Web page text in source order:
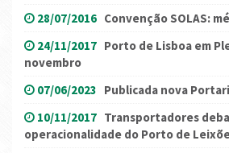
28/07/2016 Convenção SOLAS:
24/11/2017 Porto de Lisboa em
novembro
07/06/2023 Publicada nova
10/11/2017 Transportadores
operacionalidade do Porto de